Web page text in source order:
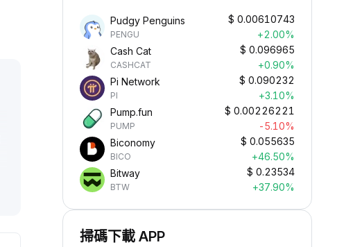
Pudgy Penguins
PENGU
$ 0.00610743
+2.00%
Cash Cat
CASHCAT
$ 0.096965
+0.90%
Pi Network
PI
$ 0.090232
+3.10%
Pump.fun
PUMP
$ 0.00226221
-5.10%
Biconomy
BICO
$ 0.055635
+46.50%
Bitway
BTW
$ 0.23534
+37.90%
掃碼下載 APP